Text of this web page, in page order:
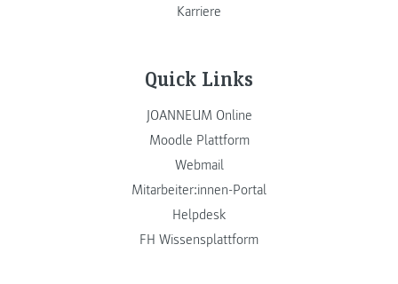
Karriere
Quick Links
JOANNEUM Online
Moodle Plattform
Webmail
Mitarbeiter:innen-Portal
Helpdesk
FH Wissensplattform